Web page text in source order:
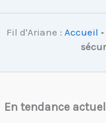
Fil d'Ariane : Accueil •
En tendance